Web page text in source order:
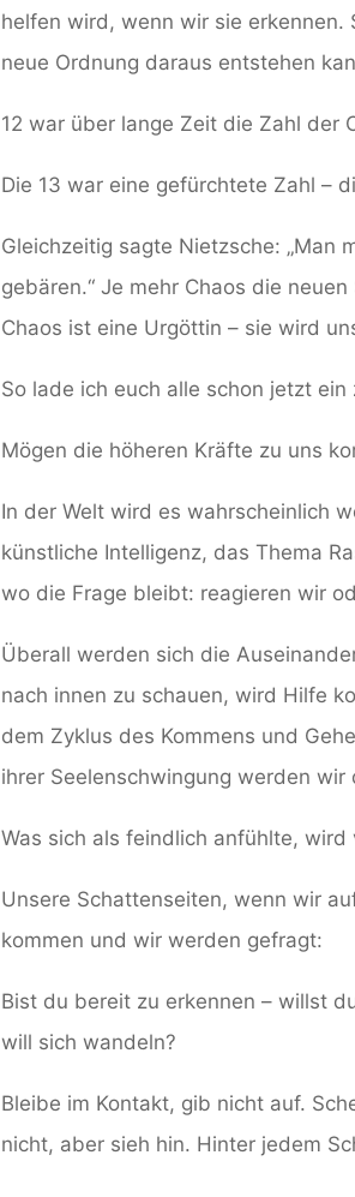
helfen wird, wenn wir sie erkennen.
neue Ordnung daraus entstehen
12 war über lange Zeit die Zahl der
Die 13 war eine gefürchtete Zahl –
Gleichzeitig sagte Nietzsche: „Man
gebären.“ Je mehr Chaos die
Chaos ist eine Urgöttin – sie wird
So lade ich euch alle schon jetzt
Mögen die höheren Kräfte zu uns
In der Welt wird es wahrscheinlich
künstliche Intelligenz, das Thema
wo die Frage bleibt: reagieren wir
Überall werden sich die
nach innen zu schauen, wird Hilfe
dem Zyklus des Kommens und
ihrer Seelenschwingung werden
Was sich als feindlich anfühlte,
Unsere Schattenseiten, wenn wir
kommen und wir werden gefragt:
Bist du bereit zu erkennen – willst
will sich wandeln?
Bleibe im Kontakt, gib nicht auf.
nicht, aber sieh hin. Hinter jedem